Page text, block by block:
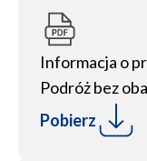
Informacja o
Podróż bez
Pobierz